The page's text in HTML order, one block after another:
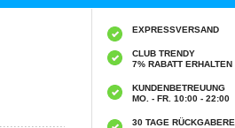
EXPRESSVERSAND
CLUB TRENDY
7% RABATT ERHALTEN
KUNDENBETREUUNG
MO. - FR. 10:00 - 22:00
30 TAGE